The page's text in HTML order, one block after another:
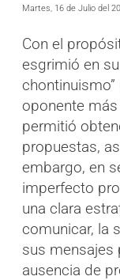
Martes, 16 de Julio del
Con el
esgrimió en
oponente
permitió
propuestas,
embargo, en
imperfecto
una clara
comunicar, la
sus mensajes
ausencia de